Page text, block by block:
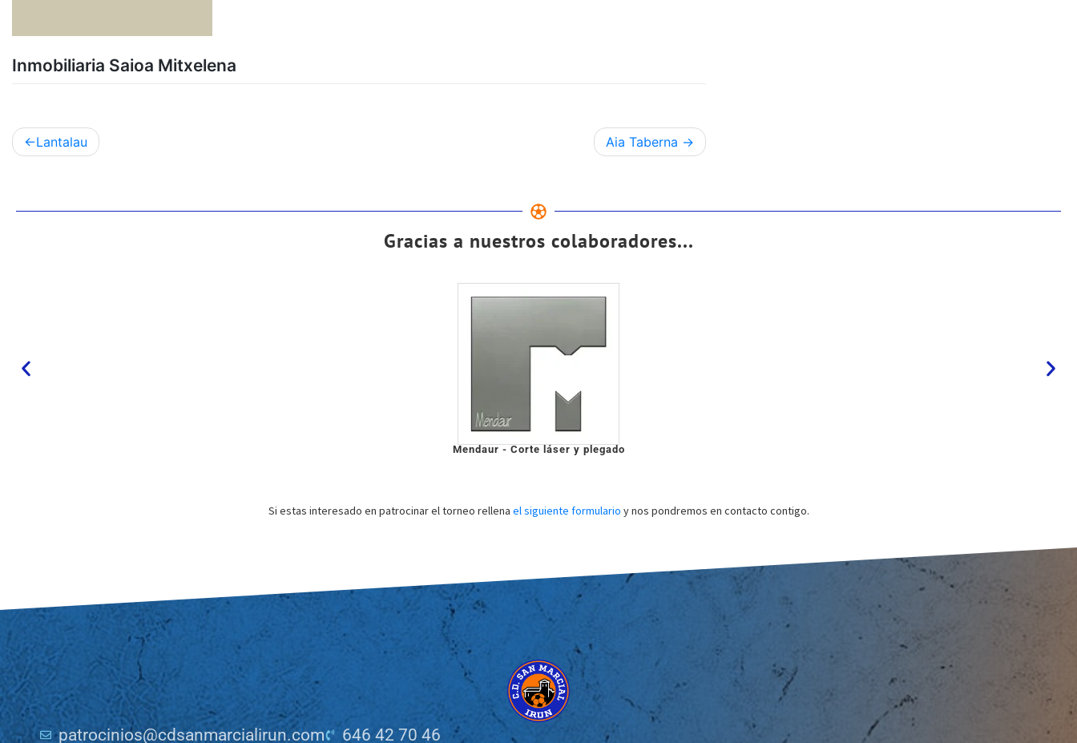
Inmobiliaria Saioa Mitxelena
Lantalau Aia Taberna
Gracias a nuestros colaboradores...
Mendaur - Corte láser y plegado
Si estas interesado en patrocinar el torneo rellena el siguiente formulario y nos pondremos en contacto contigo.
patrocinios@cdsanmarcialirun.com 646 42 70 46